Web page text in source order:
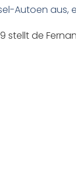
Autoen aus,
stellt de